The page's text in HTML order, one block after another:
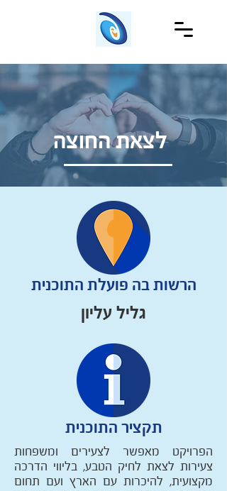
לצאת החוצה
הרשות בה פועלת התוכנית
גליל עליון
תקציר התוכנית
הפרויקט מאפשר לצעירים ומשפחות
צעירות לצאת לחיק הטבע, בליווי הדרכה
מקצועית, להיכרות עם הארץ ועם תחום